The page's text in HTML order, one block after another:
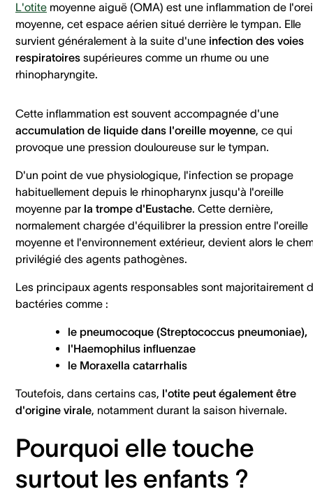
L'otite moyenne aiguë (OMA) est une inflammation de
moyenne, cet espace aérien situé derrière le tympan. Elle
survient généralement à la suite d'une infection des voies
respiratoires supérieures comme un rhume ou une
rhinopharyngite.
Cette inflammation est souvent accompagnée d'une
accumulation de liquide dans l'oreille moyenne, ce qui
provoque une pression douloureuse sur le tympan.
D'un point de vue physiologique, l'infection se propage
habituellement depuis le rhinopharynx jusqu'à l'oreille
moyenne par la trompe d'Eustache. Cette dernière,
normalement chargée d'équilibrer la pression entre l'oreille
moyenne et l'environnement extérieur, devient alors le
privilégié des agents pathogènes.
Les principaux agents responsables sont majoritairement
bactéries comme :
le pneumocoque (Streptococcus pneumoniae),
l'Haemophilus influenzae
le Moraxella catarrhalis
Toutefois, dans certains cas, l'otite peut également être
d'origine virale, notamment durant la saison hivernale.
Pourquoi elle touche
surtout les enfants ?